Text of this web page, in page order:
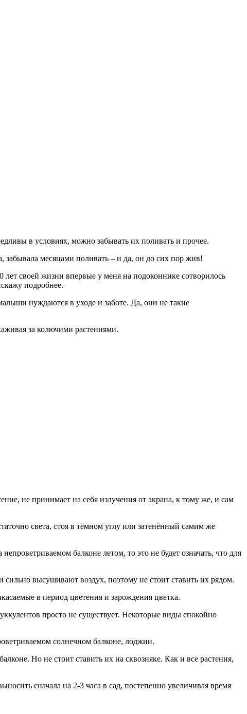
в условиях, можно забывать их поливать и прочее.
забывала месяцами поливать – и да, он до сих пор жив!
лет своей жизни впервые у меня на подоконнике сотворилось
подробнее.
нуждаются в уходе и заботе. Да, они не такие
за колючими растениями.
не принимает на себя излучения от экрана, к тому же, и сам
света, стоя в тёмном углу или затенённый самим же
балконе летом, то это не будет означать, что для
высушивают воздух, поэтому не стоит ставить их рядом.
в период цветения и зарождения цветка.
просто не существует. Некоторые виды спокойно
солнечном балконе, лоджии.
Но не стоит ставить их на сквозняке. Как и все растения,
сначала на 2-3 часа в сад, постепенно увеличивая время